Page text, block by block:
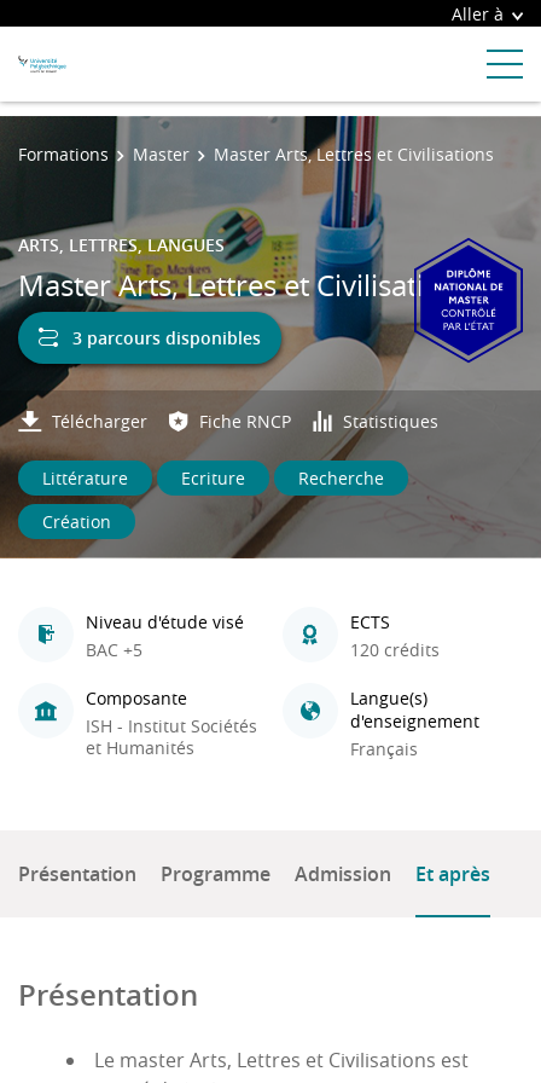
Aller à
Formations Master Master Arts, Lettres et Civilisations
ARTS, LETTRES, LANGUES
Master Arts, Lettres et Civilisations
3 parcours disponibles
Télécharger Fiche RNCP Statistiques
Littérature Ecriture
Recherche
Création
Niveau d'étude visé
BAC +5
ECTS
120 crédits
Composante
ISH - Institut Sociétés
et Humanités
Langue(s)
d'enseignement
Français
Présentation Programme Admission Et après
Présentation
Le master Arts, Lettres et Civilisations est